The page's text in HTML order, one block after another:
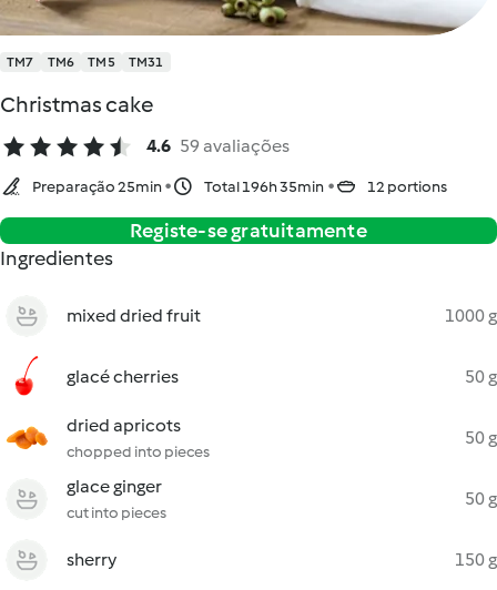
TM7 TM6 TM5 TM31
Christmas cake
4.6 59 avaliações
Preparação 25min Total 196h 35min 12 portions
Registe-se gratuitamente
Ingredientes
mixed dried fruit 1000 g
glacé cherries 50 g
dried apricots
chopped into pieces
50 g
glace ginger
cut into pieces
50 g
sherry 150 g